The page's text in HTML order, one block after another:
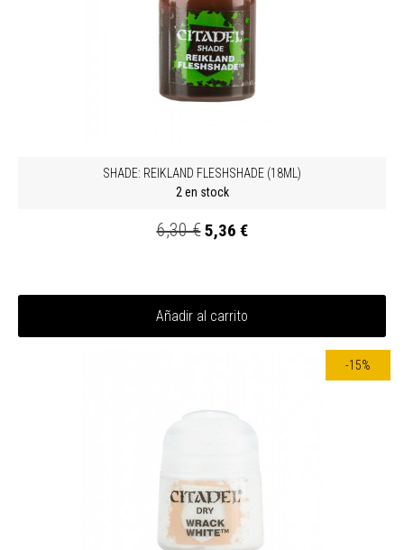
SHADE: REIKLAND FLESHSHADE (18ML)
2 en stock
6,30 €5,36 €
Añadir al carrito
-15%